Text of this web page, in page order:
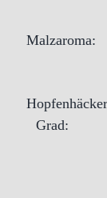
Malzaroma:
Grad: